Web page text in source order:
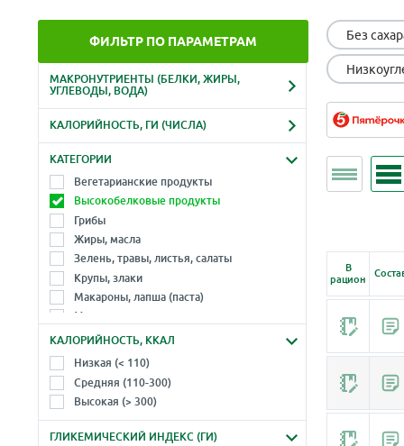
ФИЛЬТР ПО ПАРАМЕТРАМ
МАКРОНУТРИЕНТЫ (БЕЛКИ, ЖИРЫ,
УГЛЕВОДЫ, ВОДА)
Белки, г
-
Жиры, г
-
-
КАЛОРИЙНОСТЬ, ГИ (ЧИСЛА)
Ккал
-
Гликемический индекс
КАТЕГОРИИ
Все продукты
Веганские продукты (без яиц и
молока)
Вегетарианские продукты
Высокобелковые продукты
Грибы
Жиры, масла
Зелень, травы, листья, салаты
Крупы, злаки
Макароны, лапша (паста)
Молоко и молочные продукты
Морепродукты
Морские водоросли
Мука, продукты из муки
Мясо
Мясо птицы (и субпродукты)
КАЛОРИЙНОСТЬ, ККАЛ
Низкая (< 110)
Средняя (110-300)
Высокая (> 300)
ГЛИКЕМИЧЕСКИЙ ИНДЕКС (ГИ)
Без
В
рацион